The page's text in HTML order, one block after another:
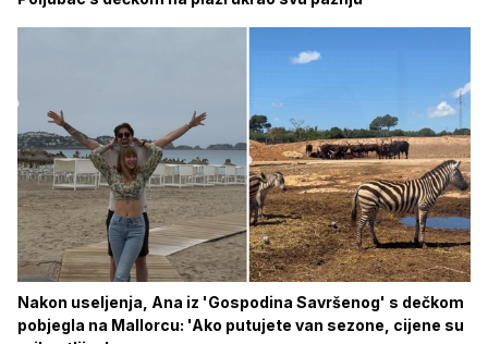
Nakon useljenja, Ana iz 'Gospodina Savršenog' s dečkom
pobjegla na Mallorcu: 'Ako putujete van sezone, cijene su